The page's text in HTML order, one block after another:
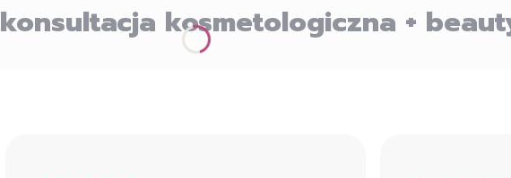
konsultacja kosmetologiczna +